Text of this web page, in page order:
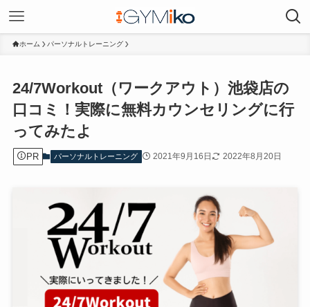
ホーム パーソナルトレーニング
24/7Workout（ワークアウト）池袋店の
口コミ！実際に無料カウンセリングに行
ってみたよ
PR パーソナルトレーニング 2021年9月16日 2022年8月20日